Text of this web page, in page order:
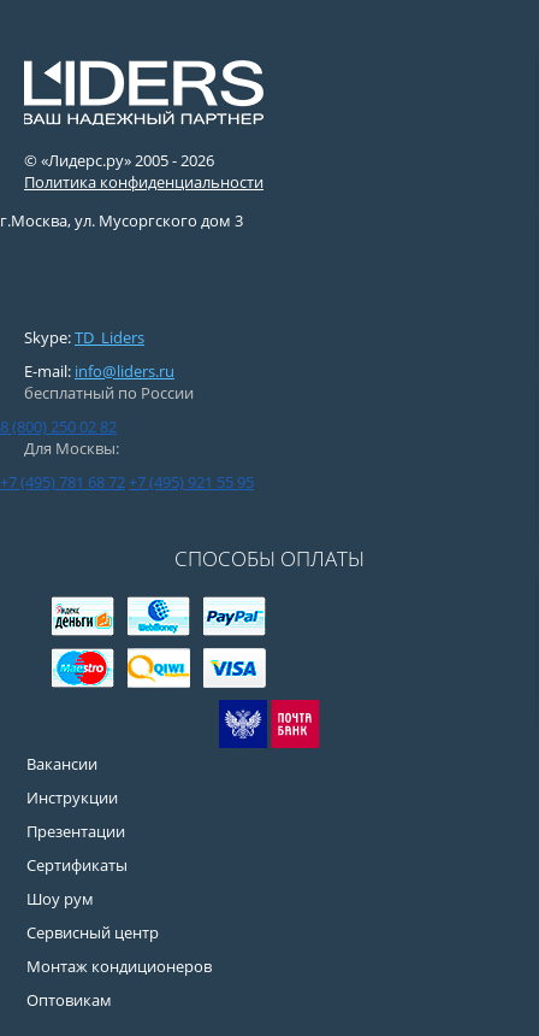
© «Лидерс.ру» 2005 -2026
Политика конфиденциальности
г.Москва, ул. Мусоргского дом 3
Skype:TD_Liders
E-mail: info@liders.ru
бесплатный по России
8 (800) 250 02 82
Для Москвы:
+7 (495) 781 68 72+7 (495) 921 55 95
СПОСОБЫ ОПЛАТЫ
Вакансии
Инструкции
Презентации
Сертификаты
Шоу рум
Сервисный центр
Монтаж кондиционеров
Оптовикам